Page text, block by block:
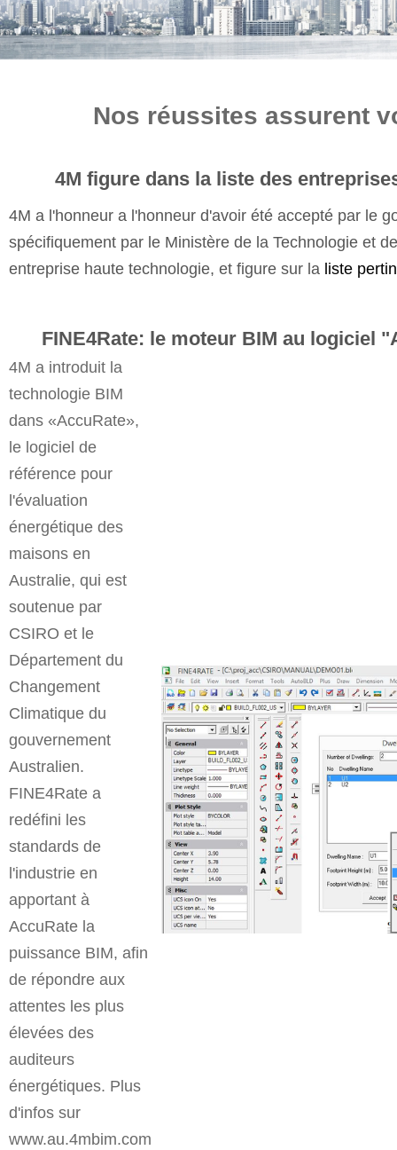
Nos réussites assurent
4M figure dans la liste des
4M a l'honneur a l'honneur d'avoir été accepté par le
spécifiquement par le Ministère de la Technologie et
entreprise haute technologie, et figure sur la liste
FINE4Rate: le moteur BIM au logiciel
4M a introduit la
technologie BIM
dans «AccuRate»,
le logiciel de
référence pour
l'évaluation
énergétique des
maisons en
Australie, qui est
soutenue par
CSIRO et le
Département du
Changement
Climatique du
gouvernement
Australien.
FINE4Rate a
redéfini les
standards de
l'industrie en
apportant à
AccuRate la
puissance BIM, afin
de répondre aux
attentes les plus
élevées des
auditeurs
énergétiques. Plus
d'infos sur
www.au.4mbim.com